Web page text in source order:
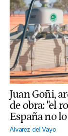
Juan Goñi,
de obra: "el
España no
Alvarez del Vayo